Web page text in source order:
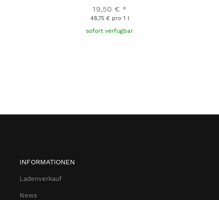
19,50 € *
48,75 € pro 1 l
sofort verfügbar
INFORMATIONEN
Ladenverkauf
News